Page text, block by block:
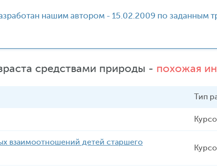
нашим автором - 15.02.2009 по заданным
средствами природы - похожая
Тип
взаимоотношений детей старшего